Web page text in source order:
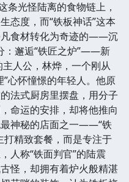
条光怪陆离的食物链上，
态度，而“铁板神话”这本
凡食材转化为奇迹的——沉
：邂逅“铁匠之炉”——新
人公，林烨，一个刚从
心怀憧憬的年轻人。他原
法式厨房里摆盘，用分子
命运的安排，却将他推向
神秘的店面之一——“铁
打精致套餐，而是专注于
人称“铁面判官”的陆震
怪，却拥有着炉火般精湛